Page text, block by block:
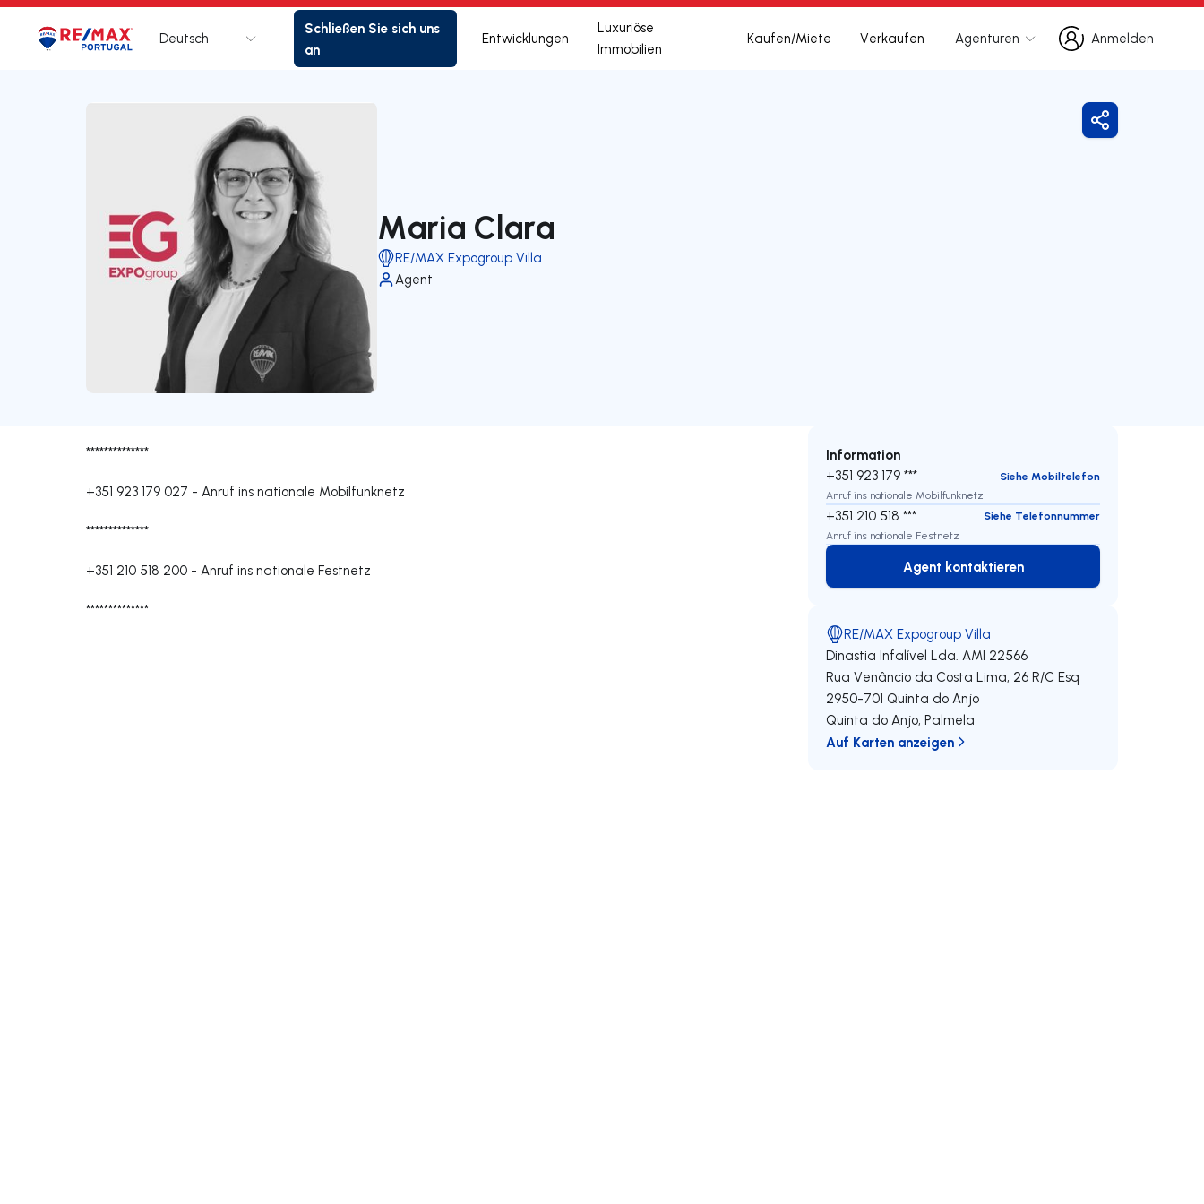
Logo Zur Startseite
Deutsch
Schließen Sie sich uns
an
Entwicklungen
Luxuriöse
Immobilien
Kaufen/Miete Verkaufen Agenturen
Anmelden
Anmelden
Maria Clara
RE/MAX Expogroup Villa
Agent
Freigeben
**************
+351 923 179 027 - Anruf ins nationale Mobilfunknetz
**************
+351 210 518 200 - Anruf ins nationale Festnetz
**************
Information
+351 923 179 ***
Siehe Mobiltelefon
Anruf ins nationale Mobilfunknetz
+351 210 518 ***
Siehe Telefonnummer
Anruf ins nationale Festnetz
Agent kontaktieren
Agent kontaktieren
RE/MAX Expogroup Villa
Dinastia Infalível Lda. AMI 22566
Rua Venâncio da Costa Lima, 26 R/C Esq
2950-701 Quinta do Anjo
Quinta do Anjo,Palmela
Auf Karten anzeigen